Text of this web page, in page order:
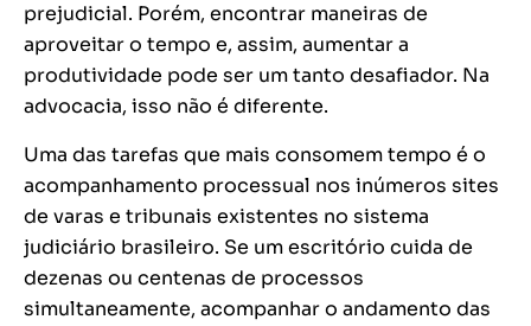
prejudicial. Porém, encontrar maneiras de
aproveitar o tempo e, assim, aumentar a
produtividade pode ser um tanto desafiador. Na
advocacia, isso não é diferente.
Uma das tarefas que mais consomem tempo é o
acompanhamento processual nos inúmeros sites
de varas e tribunais existentes no sistema
judiciário brasileiro. Se um escritório cuida de
dezenas ou centenas de processos
simultaneamente, acompanhar o andamento das